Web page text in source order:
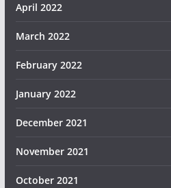
April 2022
March 2022
February 2022
January 2022
December 2021
November 2021
October 2021